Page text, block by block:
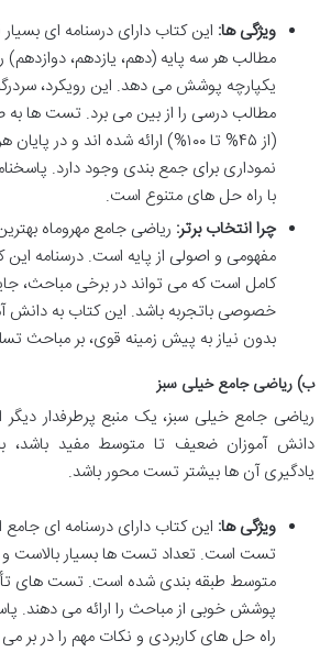
ویژگی ها: این کتاب دارای درسنامه ای
مطالب هر سه پایه (دهم، یازدهم،
یکپارچه پوشش می دهد. این رویکرد،
مطالب درسی را از بین می برد. تست ها
(از ۴۵% تا ۱۰۰%) ارائه شده اند و
نموداری برای جمع بندی وجود دارد.
با راه حل های متنوع است.
چرا انتخاب برتر: ریاضی جامع مهروماه
مفهومی و اصولی از پایه است. درسنامه
کامل است که می تواند در برخی مباحث،
خصوصی باتجربه باشد. این کتاب به دانش
بدون نیاز به پیش زمینه قوی، بر مباحث
ب) ریاضی جامع خیلی سبز
ریاضی جامع خیلی سبز، یک منبع پرطرفدار
دانش آموزان ضعیف تا متوسط مفید باشد،
یادگیری آن ها بیشتر تست محور باشد.
ویژگی ها: این کتاب دارای درسنامه ای جامع
تست است. تعداد تست ها بسیار بالاست و
متوسط طبقه بندی شده است. تست های
پوشش خوبی از مباحث را ارائه می دهند.
راه حل های کاربردی و نکات مهم را در بر می